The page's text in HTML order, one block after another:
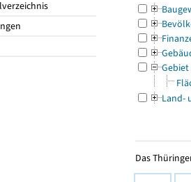
Gebiet
Land-
Das